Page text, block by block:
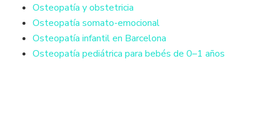
Osteopatía y obstetricia
Osteopatía somato-emocional
Osteopatía infantil en Barcelona
Osteopatía pediátrica para bebés de 0–1 años